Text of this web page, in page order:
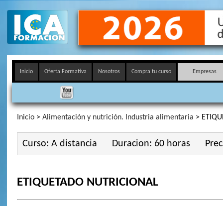
Inicio Oferta Formativa Nosotros Compra tu curso Empresas
Inicio> Alimentación y nutrición. Industria alimentaria >
Curso: A distancia Duracion: 60 horas
ETIQUETADO NUTRICIONAL